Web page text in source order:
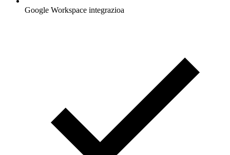
Google Workspace integrazioa